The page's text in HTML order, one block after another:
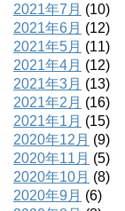
2021年7月 (10)
2021年6月 (12)
2021年5月 (11)
2021年4月 (12)
2021年3月 (13)
2021年2月 (16)
2021年1月 (15)
2020年12月 (9)
2020年11月 (5)
2020年10月 (8)
2020年9月 (6)